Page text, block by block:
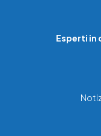
Esperti in